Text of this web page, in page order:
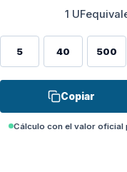
1 UF
5 40 500
Copiar
Cálculo con el valor oficial